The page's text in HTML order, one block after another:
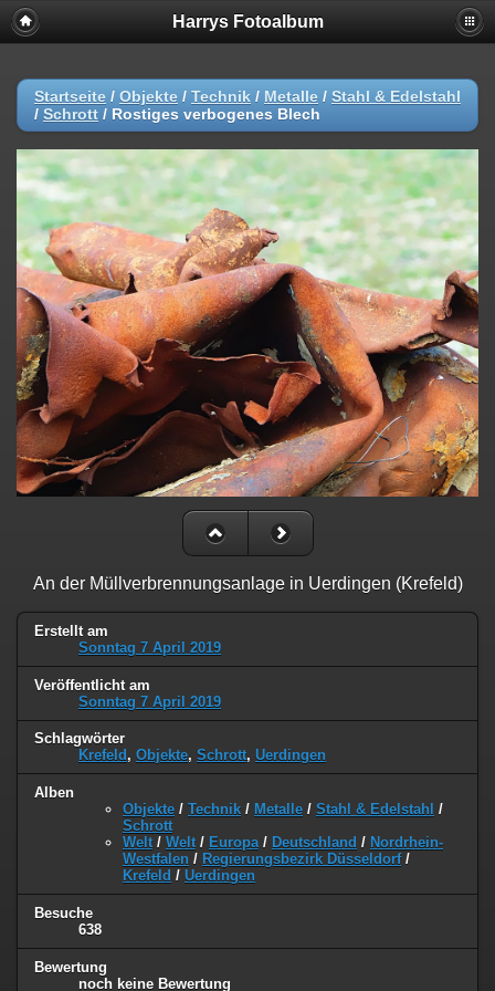
Harrys Fotoalbum
Startseite / Objekte / Technik / Metalle / Stahl & Edelstahl
/ Schrott / Rostiges verbogenes Blech
An der Müllverbrennungsanlage in Uerdingen (Krefeld)
Erstellt am
Sonntag 7 April 2019
Veröffentlicht am
Sonntag 7 April 2019
Schlagwörter
Krefeld , Objekte, Schrott, Uerdingen
Alben
Objekte / Technik / Metalle / Stahl & Edelstahl /
Schrott
Welt / Welt / Europa/ Deutschland / Nordrhein-
Westfalen / Regierungsbezirk Düsseldorf/
Krefeld / Uerdingen
Besuche
638
Bewertung
noch keine Bewertung